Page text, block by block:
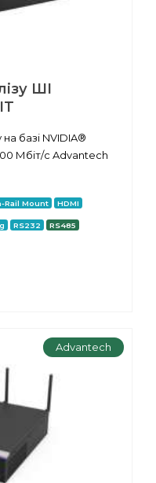
ШІ
базі NVIDIA®
Мбіт/с Advantech
Rail Mount HDMI
RS232 RS485
Advantech